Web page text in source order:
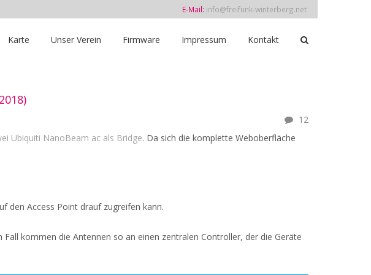
E-Mail: info@freifunk-winterberg.net
Karte Unser Verein Firmware Impressum Kontakt
12
Ubiquiti NanoBeam ac als Bridge. Da sich die komplette Weboberfläche
den Access Point drauf zugreifen kann.
kommen die Antennen so an einen zentralen Controller, der die Geräte